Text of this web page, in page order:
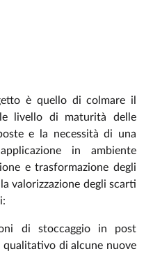
è quello di colmare il
livello di maturità delle
e la necessità di una
in ambiente
e trasformazione degli
valorizzazione degli scarti
di stoccaggio in post
di alcune nuove